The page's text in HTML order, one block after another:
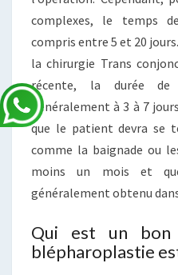
complexes, le temps
compris entre 5 et 20
la chirurgie Trans
récente, la durée de
généralement à 3 à 7
que le patient devra se
comme la baignade ou
moins un mois et
généralement obtenu
Qui est un bon
blépharoplastie